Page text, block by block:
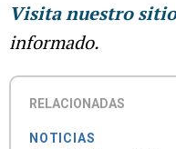
Visita nuestro
informado.
RELACIONADAS
NOTICIAS